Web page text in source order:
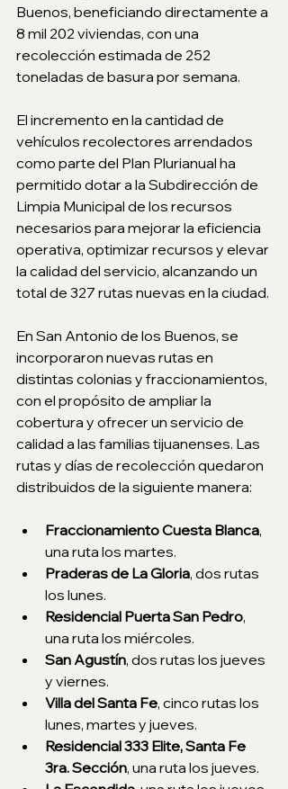
Buenos, beneficiando directamente a
8 mil 202 viviendas, con una
recolección estimada de 252
toneladas de basura por semana.
El incremento en la cantidad de
vehículos recolectores arrendados
como parte del Plan Plurianual ha
permitido dotar a la Subdirección de
Limpia Municipal de los recursos
necesarios para mejorar la eficiencia
operativa, optimizar recursos y elevar
la calidad del servicio, alcanzando un
total de 327 rutas nuevas en la ciudad.
En San Antonio de los Buenos, se
incorporaron nuevas rutas en
distintas colonias y fraccionamientos,
con el propósito de ampliar la
cobertura y ofrecer un servicio de
calidad a las familias tijuanenses. Las
rutas y días de recolección quedaron
distribuidos de la siguiente manera:
Fraccionamiento Cuesta Blanca,
una ruta los martes.
Praderas de La Gloria, dos rutas
los lunes.
Residencial Puerta San Pedro,
una ruta los miércoles.
San Agustín, dos rutas los jueves
y viernes.
Villa del Santa Fe, cinco rutas los
lunes, martes y jueves.
Residencial 333 Elite, Santa Fe
3ra. Sección, una ruta los jueves.